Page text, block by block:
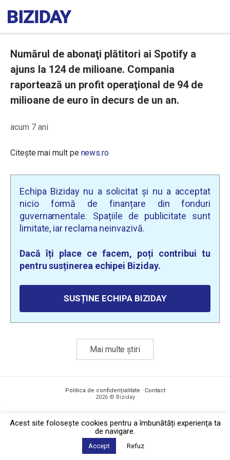
Numărul de abonaţi plătitori ai Spotify a
ajuns la 124 de milioane. Compania
raportează un profit operaţional de 94 de
milioane de euro în decurs de un an.
acum 7 ani
Citește mai mult pe news.ro
Echipa Biziday nu a solicitat și nu a acceptat
nicio formă de finanțare din fonduri
guvernamentale. Spațiile de publicitate sunt
limitate, iar reclama neinvazivă.
Dacă îți place ce facem, poți contribui tu
pentru susținerea echipei Biziday.
SUSȚINE ECHIPA BIZIDAY
Mai multe știri
Politica de confidențialitate · Contact
2026 © Biziday
Acest site foloseşte cookies pentru a îmbunătăți experiența ta
de navigare.
Accept Refuz